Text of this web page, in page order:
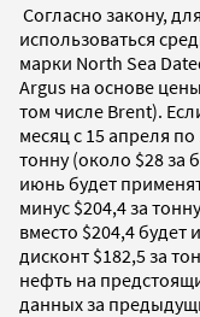
Согласно закону,
использоваться
марки North Sea
Argus на основе
том числе Brent).
месяц с 15 апреля
тонну (около $28 за
июнь будет
минус $204,4 за
вместо $204,4
дисконт $182,5 за
нефть на
данных за